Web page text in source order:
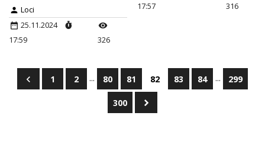
Loci
25.11.2024
17:59
326
17:57
316
1 2 ... 80 81 82 83 84 ... 299
300